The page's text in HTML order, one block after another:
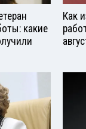
какие
Как